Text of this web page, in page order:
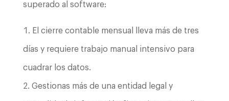
superado al software:
El cierre contable mensual lleva más de tres
días y requiere trabajo manual intensivo para
cuadrar los datos.
Gestionas más de una entidad legal y